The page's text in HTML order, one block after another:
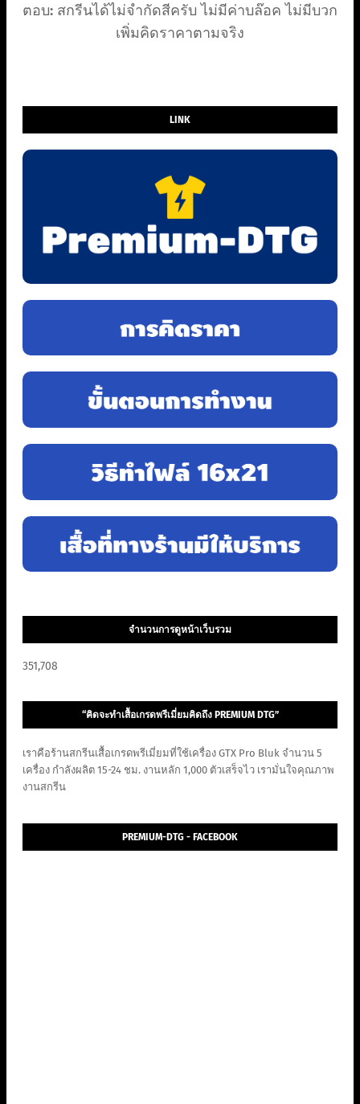
ตอบ: สกรีนได้ไม่จำกัดสีครับ ไม่มีค่าบล๊อค ไม่มีบวก
เพิ่มคิดราคาตามจริง
LINK
จำนวนการดูหน้าเว็บรวม
351,708
“คิดจะทำเสื้อเกรดพรีเมี่ยมคิดถึง PREMIUM DTG”
เราคือร้านสกรีนเสื้อเกรดพรีเมี่ยมที่ใช้เครื่อง GTX Pro Bluk จำนวน 5
เครื่อง กำลังผลิต 15-24 ชม. งานหลัก 1,000 ตัวเสร็จไว เรามั่นใจคุณภาพ
งานสกรีน
PREMIUM-DTG - FACEBOOK